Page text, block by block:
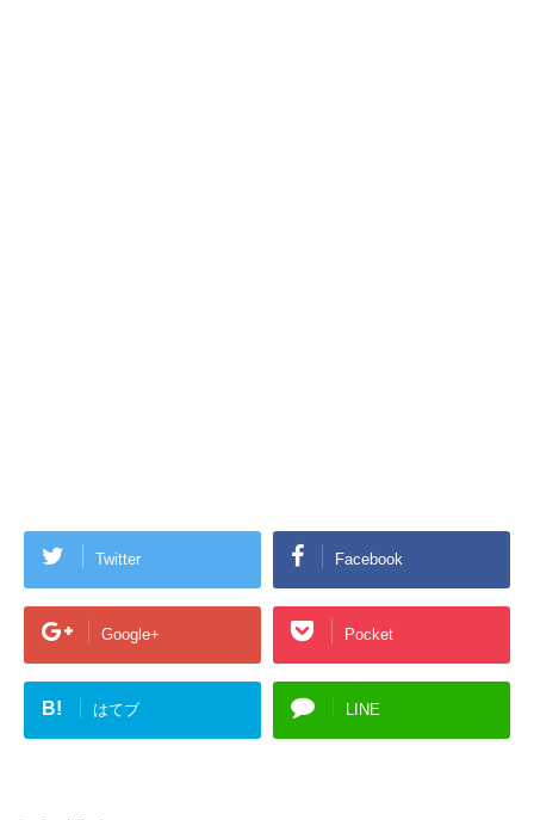
Twitter Facebook
Google+ Pocket
B! はてブ LINE